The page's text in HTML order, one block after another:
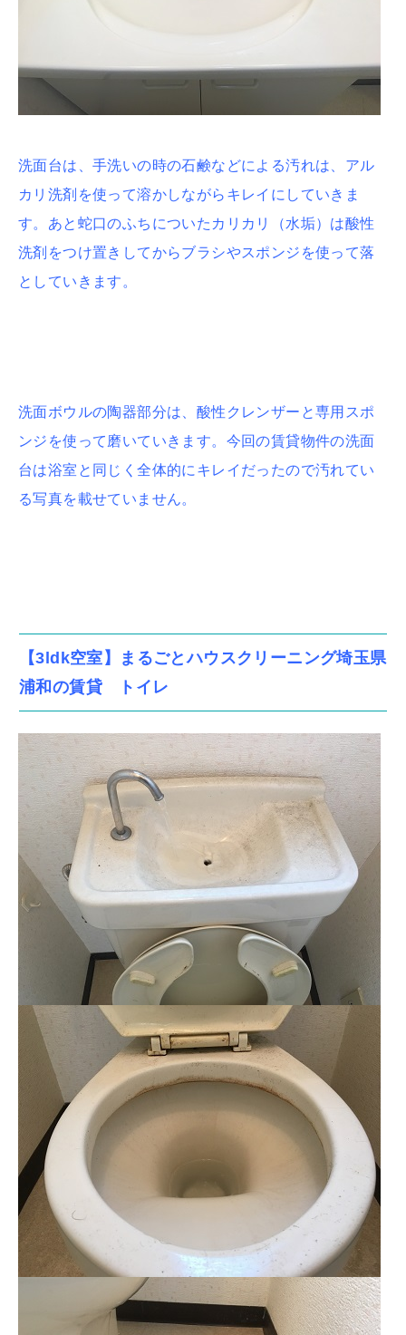
洗面台は、手洗いの時の石鹸などによる汚れは、アル
カリ洗剤を使って溶かしながらキレイにしていきま
す。あと蛇口のふちについたカリカリ（水垢）は酸性
洗剤をつけ置きしてからブラシやスポンジを使って落
としていきます。
洗面ボウルの陶器部分は、酸性クレンザーと専用スポ
ンジを使って磨いていきます。今回の賃貸物件の洗面
台は浴室と同じく全体的にキレイだったので汚れてい
る写真を載せていません。
【3ldk空室】まるごとハウスクリーニング埼玉県
浦和の賃貸 トイレ